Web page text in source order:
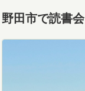
野田市で読書会